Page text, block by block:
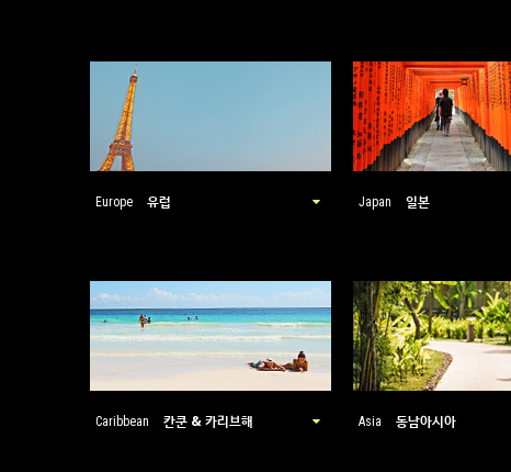
Europe 유럽 Japan 일본
Caribbean 칸쿤 & 카리브해 Asia 동남아시아